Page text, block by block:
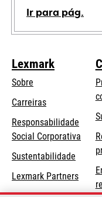
Ir para pág.
Lexmark
Sobre
Carreiras
Responsabilidade
Social Corporativa
new
tab
Sustentabilidade
Lexmark Partners